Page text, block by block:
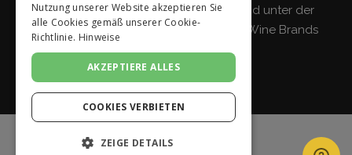
Gesellschaft mit einzigem Teilhaber und unter der
Leitung und Koordinierung von
Italian Wine Brands
S.p.A.
Nutzung unserer Website akzeptieren Sie
alle Cookies gemäß unserer Cookie-
Richtlinie. Hinweise
AKZEPTIERE ALLES
COOKIES VERBIETEN
ZEIGE DETAILS